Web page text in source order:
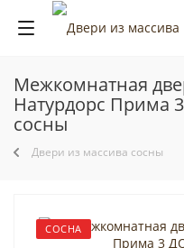
Межкомнатная
Натурдорс Прима
сосны
Двери из массива сосны
СОСНА